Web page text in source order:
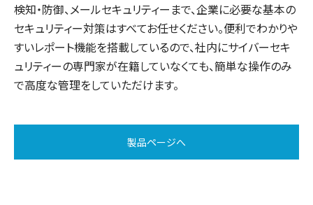
検知・防御、メールセキュリティーまで、企業に必要な基本の
セキュリティー対策はすべてお任せください。便利でわかりや
すいレポート機能を搭載しているので、社内にサイバーセキ
ュリティーの専門家が在籍していなくても、簡単な操作のみ
で高度な管理をしていただけます。
製品ページへ